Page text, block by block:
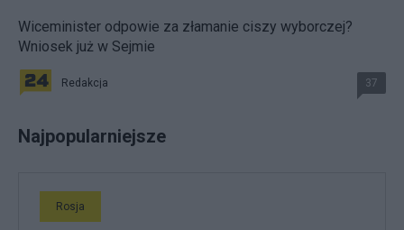
Wiceminister odpowie za złamanie ciszy wyborczej?
Wniosek już w Sejmie
Redakcja 37
Najpopularniejsze
Rosja